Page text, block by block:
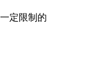
定限制的